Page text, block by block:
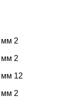
мм 2
мм 2
мм 12
мм 2